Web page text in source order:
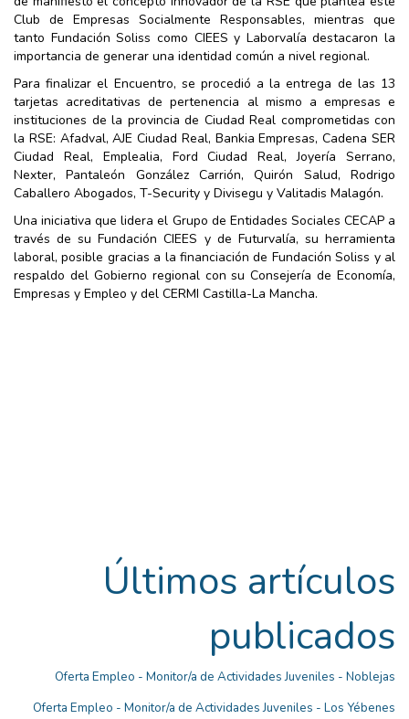
Club de Empresas Socialmente Responsables, mientras que
tanto Fundación Soliss como CIEES y Laborvalía destacaron la
importancia de generar una identidad común a nivel regional.
Para finalizar el Encuentro, se procedió a la entrega de las 13
tarjetas acreditativas de pertenencia al mismo a empresas e
instituciones de la provincia de Ciudad Real comprometidas con
la RSE: Afadval, AJE Ciudad Real, Bankia Empresas, Cadena SER
Ciudad Real, Emplealia, Ford Ciudad Real, Joyería Serrano,
Nexter, Pantaleón González Carrión, Quirón Salud, Rodrigo
Caballero Abogados, T-Security y Divisegu y Valitadis Malagón.
Una iniciativa que lidera el Grupo de Entidades Sociales CECAP a
través de su Fundación CIEES y de Futurvalía, su herramienta
laboral, posible gracias a la financiación de Fundación Soliss y al
respaldo del Gobierno regional con su Consejería de Economía,
Empresas y Empleo y del CERMI Castilla-La Mancha.
Últimos artículos
publicados
Oferta Empleo - Monitor/a de Actividades Juveniles - Noblejas
Oferta Empleo - Monitor/a de Actividades Juveniles - Los Yébenes